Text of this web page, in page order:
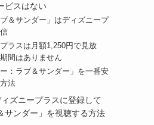
ビスはない
ブ＆サンダー」はディズニープ
ラスは月額1,250円で見放
間はありません
：ラブ＆サンダー」を一番安
法
ズニープラスに登録して
サンダー」を視聴する方法